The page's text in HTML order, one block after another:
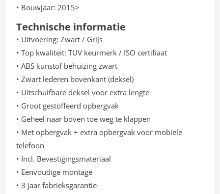
• Bouwjaar: 2015>
Technische informatie
• Uitvoering: Zwart / Grijs
• Top kwaliteit: TUV keurmerk / ISO certifiaat
• ABS kunstof behuizing zwart
• Zwart lederen bovenkant (deksel)
• Uitschuifbare deksel voor extra lengte
• Groot gestoffeerd opbergvak
• Geheel naar boven toe weg te klappen
• Met opbergvak + extra opbergvak voor mobiele
telefoon
• Incl. Bevestigingsmateriaal
• Eenvoudige montage
• 3 jaar fabrieksgarantie